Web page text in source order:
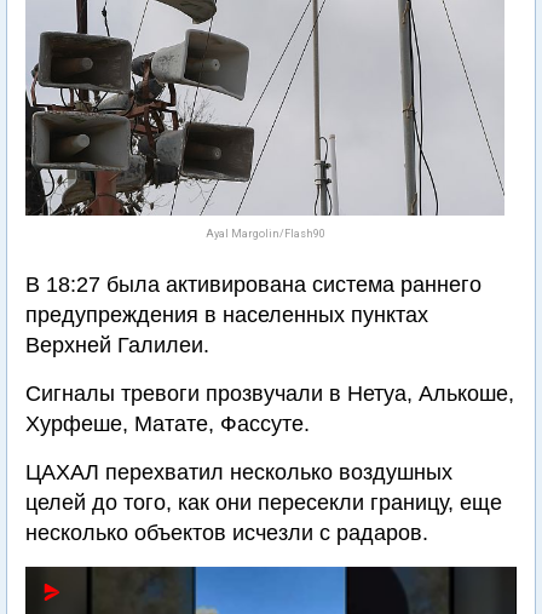
Ayal Margolin/Flash90
В 18:27 была активирована система раннего
предупреждения в населенных пунктах
Верхней Галилеи.
Сигналы тревоги прозвучали в Нетуа, Алькоше,
Хурфеше, Матате, Фассуте.
ЦАХАЛ перехватил несколько воздушных
целей до того, как они пересекли границу, еще
несколько объектов исчезли с радаров.